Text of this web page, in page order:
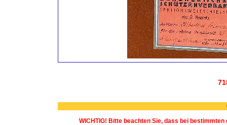
WICHTIG! Bitte beachten Sie, dass bei